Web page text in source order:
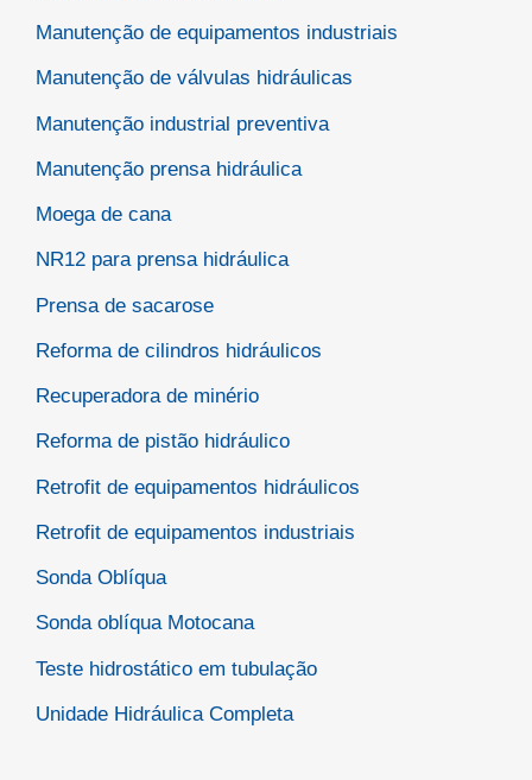
Manutenção de equipamentos industriais
Manutenção de válvulas hidráulicas
Manutenção industrial preventiva
Manutenção prensa hidráulica
Moega de cana
NR12 para prensa hidráulica
Prensa de sacarose
Reforma de cilindros hidráulicos
Recuperadora de minério
Reforma de pistão hidráulico
Retrofit de equipamentos hidráulicos
Retrofit de equipamentos industriais
Sonda Oblíqua
Sonda oblíqua Motocana
Teste hidrostático em tubulação
Unidade Hidráulica Completa